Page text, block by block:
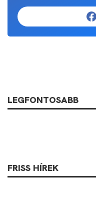
LEGFONTOSABB
FRISS HÍREK